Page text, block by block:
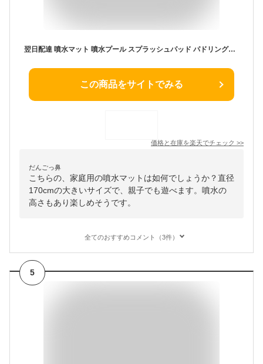
翌日配達 噴水マット 噴水プール スプラッシュパッド パドリングプール170CM直径 ペット プール ビニールプール おもちゃプレイマット 夏の日 子供用 残暑 酷暑 水遊び 親子遊び 家庭用 アウトドア 芝生遊び 誕生日プレゼント
この商品をサイトでみる
価格と在庫を楽天でチェック >>
だんごっ鼻
こちらの、家庭用の噴水マットは如何でしょうか？直径
170cmの大きいサイズで、親子でも遊べます。噴水の
高さもあり楽しめそうです。
全てのおすすめコメント（3件）
5